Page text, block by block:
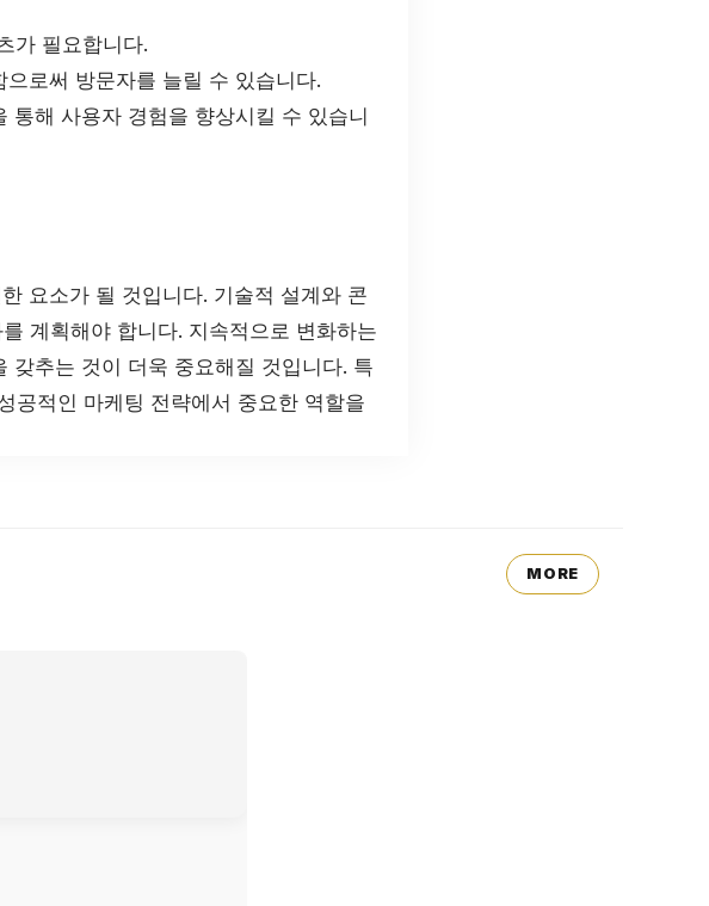
가 필요합니다.
로써 방문자를 늘릴 수 있습니다.
통해 사용자 경험을 향상시킬 수 있습니
요소가 될 것입니다. 기술적 설계와 콘
계획해야 합니다. 지속적으로 변화하는
갖추는 것이 더욱 중요해질 것입니다. 특
공적인 마케팅 전략에서 중요한 역할을
MORE